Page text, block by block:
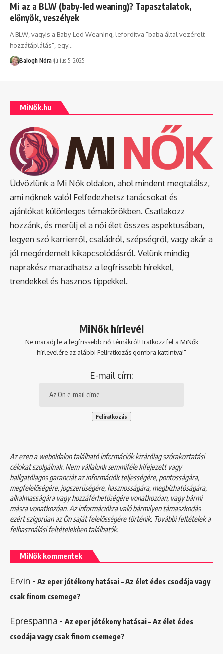
Mi az a BLW (baby-led weaning)? Tapasztalatok,
előnyök, veszélyek
A BLW, vagyis a Baby-Led Weaning, lefordítva "baba által vezérelt
hozzátáplálás", egy…
Balogh Nóra július 5, 2025
MiNők.hu
Üdvözlünk a Mi Nők oldalon, ahol mindent megtalálsz,
ami nőknek való! Felfedezhetsz tanácsokat és
ajánlókat különleges témakörökben. Csatlakozz
hozzánk, és merülj el a női élet összes aspektusában,
legyen szó karrierről, családról, szépségről, vagy akár a
jól megérdemelt kikapcsolódásról. Velünk mindig
naprakész maradhatsz a legfrissebb hírekkel,
trendekkel és hasznos tippekkel.
MiNők hírlevél
Ne maradj le a legfrissebb női témákról! Iratkozz fel a MiNők
hírlevelére az alábbi Feliratkozás gombra kattintva!"
E-mail cím:
Az ezen a weboldalon található információk kizárólag szórakoztatási
célokat szolgálnak. Nem vállalunk semmiféle kifejezett vagy
hallgatólagos garanciát az információk teljességére, pontosságára,
megfelelőségére, jogszerűségére, hasznosságára, megbízhatóságára,
alkalmasságára vagy hozzáférhetőségére vonatkozóan, vagy bármi
másra vonatkozóan. Az információkra való bármilyen támaszkodás
ezért szigorúan az Ön saját felelősségére történik. További feltételek a
felhasználási feltételekbentalálhatók.
MiNők kommentek
Ervin - Az eper jótékony hatásai – Az élet édes csodája vagy
csak finom csemege?
Eprespanna - Az eper jótékony hatásai – Az élet édes
csodája vagy csak finom csemege?